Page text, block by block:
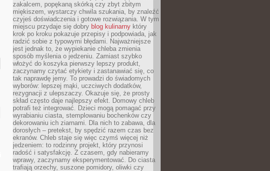
zakalcem, popękaną skórką czy zbyt zbitym
miękiszem, wystarczy chwila szukania, by znaleźć
czyjeś doświadczenia i gotowe rozwiązania. W tym
miejscu przydaje się dobry blog kulinarny który
krok po kroku pokazuje przepisy i podpowiada, jak
radzić sobie z typowymi błędami. Najważniejsze
jest jednak to, że wypiekanie chleba zmienia
sposób myślenia o jedzeniu. Zamiast szybko
włożyć do koszyka pierwszy lepszy produkt,
zaczynamy czytać etykiety i zastanawiać się, co
tak naprawdę jemy. To prowadzi do świadomych
wyborów: lepszej mąki, uczciwych dodatków,
rezygnacji z ulepszaczy. Okazuje się, że prosty
skład często daje najlepszy efekt. Domowy chleb
potrafi też integrować. Dzieci mogą pomagać przy
wyrabianiu ciasta, stemplowaniu bochenków czy
dekorowaniu ich ziarnami. Dla nich to zabawa, dla
dorosłych – pretekst, by spędzić razem czas bez
ekranów. Chleb staje się więc czymś więcej niż
jedzeniem: to rodzinny projekt, który przynosi
radość i satysfakcję. Z czasem, gdy nabieramy
wprawy, zaczynamy eksperymentować. Do ciasta
trafiają orzechy, suszone pomidory, oliwki czy